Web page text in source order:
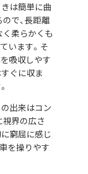
は簡単に曲
で、長距離
柔らかくも
います。そ
吸収しやす
ぐに収ま
出来はコン
視界の広さ
窮屈に感じ
を操りやす